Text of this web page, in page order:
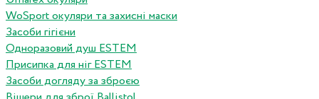
WoSport окуляри та захисні маски
Засоби гігієни
Одноразовий душ ESTEM
Присипка для ніг ESTEM
Засоби догляду за зброєю